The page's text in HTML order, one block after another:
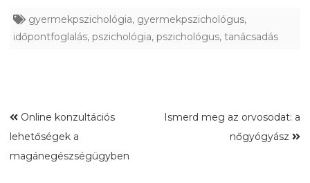
gyermekpszichológia, gyermekpszichológus,
időpontfoglalás, pszichológia, pszichológus, tanácsadás
Online konzultációs
lehetőségek a
magánegészségügyben
Ismerd meg az orvosodat: a
nőgyógyász